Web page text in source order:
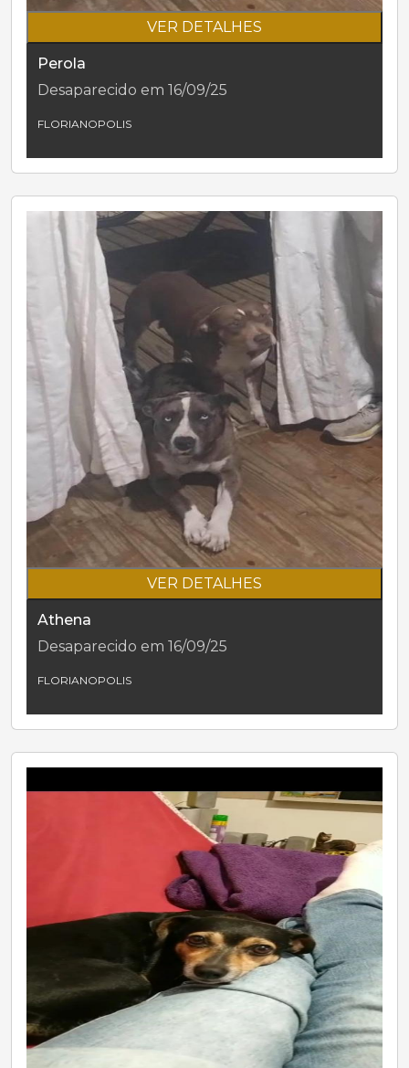
VER DETALHES
Perola
Desaparecido em 16/09/25
FLORIANOPOLIS
VER DETALHES
Athena
Desaparecido em 16/09/25
FLORIANOPOLIS